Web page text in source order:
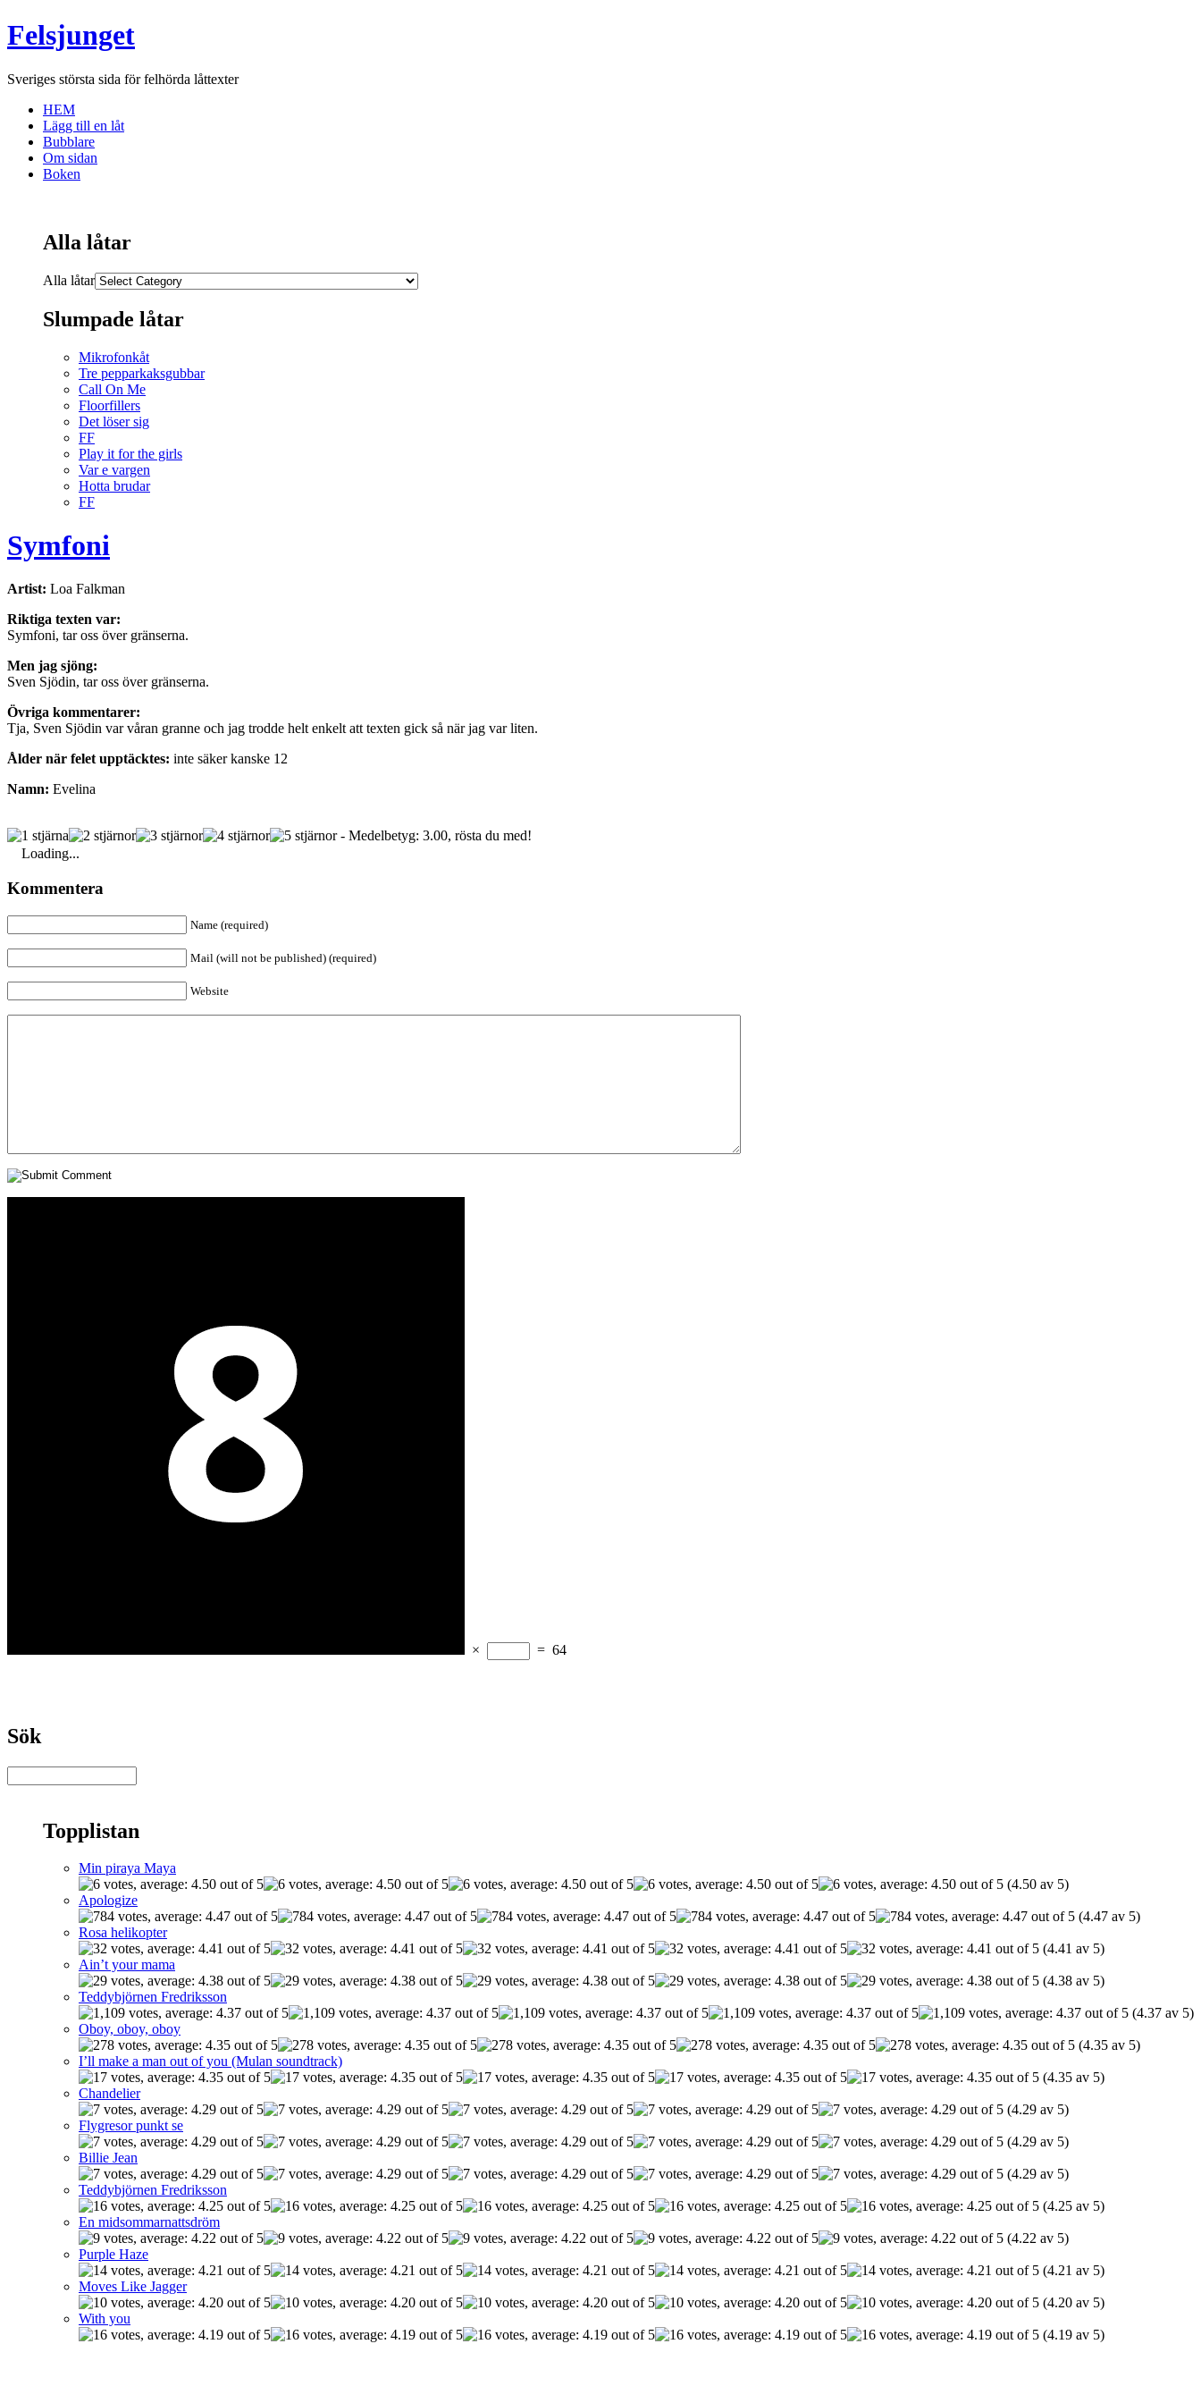
Felsjunget
Sveriges största sida för felhörda låttexter
HEM
Lägg till en låt
Bubblare
Om sidan
Boken
Alla låtar
Alla låtar
Slumpade låtar
Mikrofonkåt
Tre pepparkaksgubbar
Call On Me
Floorfillers
Det löser sig
FF
Play it for the girls
Var e vargen
Hotta brudar
FF
Symfoni
Artist: Loa Falkman
Riktiga texten var:
Symfoni, tar oss över gränserna.
Men jag sjöng:
Sven Sjödin, tar oss över gränserna.
Övriga kommentarer:
Tja, Sven Sjödin var våran granne och jag trodde helt enkelt att texten gick så när jag var liten.
Ålder när felet upptäcktes: inte säker kanske 12
Namn: Evelina
- Medelbetyg: 3.00, rösta du med!
Loading...
Kommentera
Name (required)
Mail (will not be published) (required)
Website
× = 64
Sök
Topplistan
Min piraya Maya
(4.50 av 5)
Apologize
(4.47 av 5)
Rosa helikopter
(4.41 av 5)
Ain’t your mama
(4.38 av 5)
Teddybjörnen Fredriksson
(4.37 av 5)
Oboy, oboy, oboy
(4.35 av 5)
I’ll make a man out of you (Mulan soundtrack)
(4.35 av 5)
Chandelier
(4.29 av 5)
Flygresor punkt se
(4.29 av 5)
Billie Jean
(4.29 av 5)
Teddybjörnen Fredriksson
(4.25 av 5)
En midsommarnattsdröm
(4.22 av 5)
Purple Haze
(4.21 av 5)
Moves Like Jagger
(4.20 av 5)
With you
(4.19 av 5)